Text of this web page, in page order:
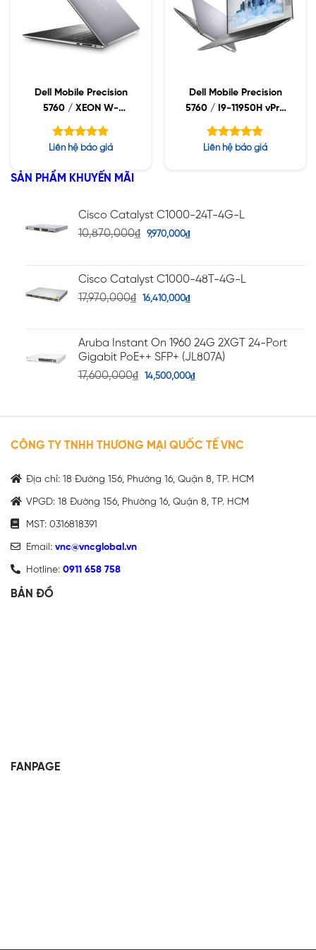
Dell Mobile Precision
5760 / XEON W-
11855M/ 64GB / 2TB
SSD / NVIDIA RTX
A3000 6GB GDDR6 /
17″WLED UHD+ /
Được xếp
5 sao
Liên hệ báo giá
Dell Mobile Precision
5760 / I9-11950H vPro
/ 64GB / 2TB SSD /
NVIDIA RTX A3000
6GB GDDR6 /
Được xếp
Liên hệ báo giá
SẢN PHẨM KHUYẾN MÃI
Cisco Catalyst C1000-24T-4G-L
10,870,000₫ 9,970,000₫
Cisco Catalyst C1000-48T-4G-L
17,970,000₫ 16,410,000₫
Aruba Instant On 1960 24G 2XGT 24-Port
Gigabit PoE++ SFP+ (JL807A)
17,600,000₫ 14,500,000₫
CÔNG TY TNHH THƯƠNG MẠI QUỐC TẾ VNC
Địa chỉ: 18 Đường 156, Phường 16, Quận 8, TP. HCM
VPGD: 18 Đường 156, Phường 16, Quận 8, TP. HCM
MST: 0316818391
Email: vnc@vncglobal.vn
Hotline: 0911 658 758
BẢN ĐỒ
FANPAGE